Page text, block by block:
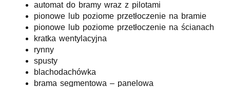
automat do bramy wraz z pilotami
pionowe lub poziome przetłoczenie na bramie
pionowe lub poziome przetłoczenie na ścianach
kratka wentylacyjna
rynny
spusty
blachodachówka
brama segmentowa – panelowa